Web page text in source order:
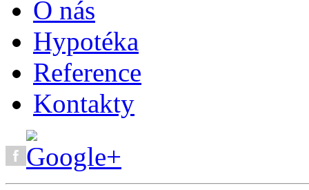
O nás
Hypotéka
Reference
Kontakty